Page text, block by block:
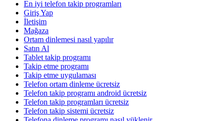
En iyi telefon takip programları
Giriş Yap
İletişim
Mağaza
Ortam dinlemesi nasıl yapılır
Satın Al
Tablet takip programı
Takip etme programı
Takip etme uygulaması
Telefon ortam dinleme ücretsiz
Telefon takip programı android ücretsiz
Telefon takip programları ücretsiz
Telefon takip sistemi ücretsiz